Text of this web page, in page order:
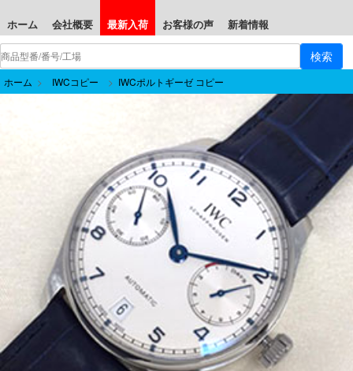
ホーム 会社概要 最新入荷 お客様の声 新着情報
ホーム > IWCコピー > IWCポルトギーゼ コピー